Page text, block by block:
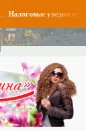
уведомления и